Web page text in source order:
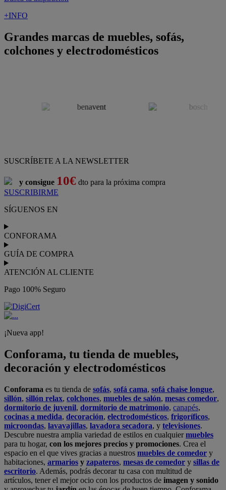
+INFO
Grandes marcas de muebles, sofás,
colchones y electrodomésticos
SUSCRÍBETE A LA NEWSLETTER
y consigue 10€ dto para la próxima compra
SUSCRIBIRME
SÍGUENOS EN
CONFORAMA
GUÍA DE COMPRA
ATENCIÓN AL CLIENTE
Pago 100% Seguro
¡Nueva app!
Conforama, tu tienda de muebles,
decoración y electrodomésticos
Conforama es tu tienda de sofás, sofá cama, sofá chaise longue,
sillón, sillón relax, colchones, muebles de salón, mesas comedor,
dormitorio de juvenil, dormitorio de matrimonio, canapés,
cocinas a medida, decoración, electrodomésticos, frigoríficos,
microondas, lavavajillas, lavadora secadora, y televisiones.
Descubre nuestra amplia variedad de estilos en cualquiermuebles
para tu hogar, con los mejores precios y promociones. Crea el
espacio en el que vives gracias a nuestros muebles de comedor y
habitaciones, armarios y zapateros, mesas de comedor y sillas de
escritorio. Además, podrás decorar tu casa con multitud de
artículos, tener el mejor ocio con los productos de imagen y sonido